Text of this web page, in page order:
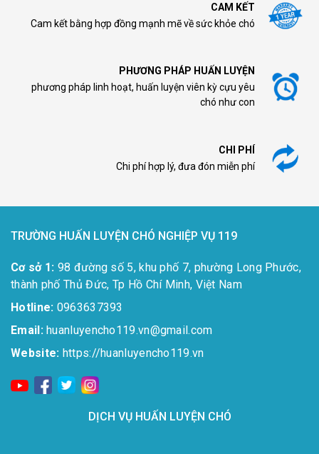
CAM KẾT
Cam kết bằng hợp đồng mạnh mẽ về sức khỏe chó
PHƯƠNG PHÁP HUẤN LUYỆN
phương pháp linh hoạt, huấn luyện viên kỳ cựu yêu
chó như con
CHI PHÍ
Chi phí hợp lý, đưa đón miễn phí
TRƯỜNG HUẤN LUYỆN CHÓ NGHIỆP VỤ 119
Cơ sở 1: 98 đường số 5, khu phố 7, phường Long Phước,
thành phố Thủ Đức, Tp Hồ Chí Minh, Việt Nam
Hotline: 0963637393​
Email:huanluyencho119.vn@gmail.com
Website: https://huanluyencho119.vn
DỊCH VỤ HUẤN LUYỆN CHÓ